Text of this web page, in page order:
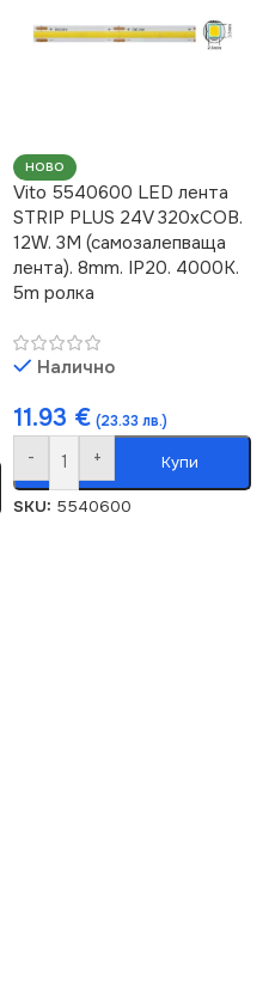
НОВО
Vito 5540600 LED лента
STRIP PLUS 24V 320xCOB.
12W. 3M (самозалепваща
лента). 8mm. IP20. 4000K.
5m ролка
Налично
11.93 € (23.33 лв.)
- + Купи
SKU: 5540600